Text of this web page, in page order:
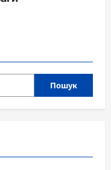
Пошук